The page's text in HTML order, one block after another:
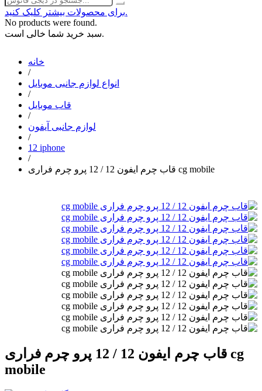
برای محصولات بیشتر کلیک کنید.
No products were found.
سبد خرید شما خالی است.
خانه
/
انواع لوازم جانبی موبایل
/
قاب موبایل
/
لوازم جانبی آیفون
/
12 iphone
/
قاب چرم ایفون 12 / 12 پرو چرم فراری cg mobile
قاب چرم ایفون 12 / 12 پرو چرم فراری cg
mobile